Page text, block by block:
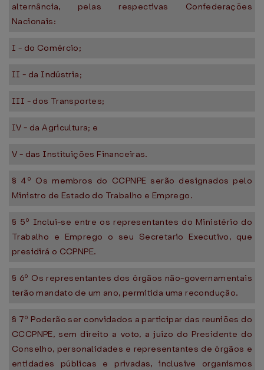
alternância, pelas respectivas Confederações
Nacionais:
I - do Comércio;
II - da Indústria;
III - dos Transportes;
IV - da Agricultura; e
V - das Instituições Financeiras.
§ 4º Os membros do CCPNPE serão designados pelo
Ministro de Estado do Trabalho e Emprego.
§ 5º Inclui-se entre os representantes do Ministério do
Trabalho e Emprego o seu Secretario Executivo, que
presidirá o CCPNPE.
§ 6º Os representantes dos órgãos não-governamentais
terão mandato de um ano, permitida uma recondução.
§ 7º Poderão ser convidados a participar das reuniões do
CCCPNPE, sem direito a voto, a juízo do Presidente do
Conselho, personalidades e representantes de órgãos e
entidades públicas e privadas, inclusive organismos